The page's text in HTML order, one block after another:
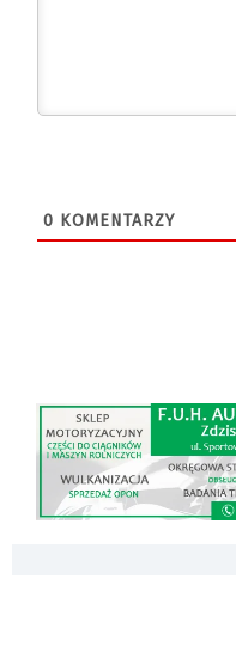
0 KOMENTARZY